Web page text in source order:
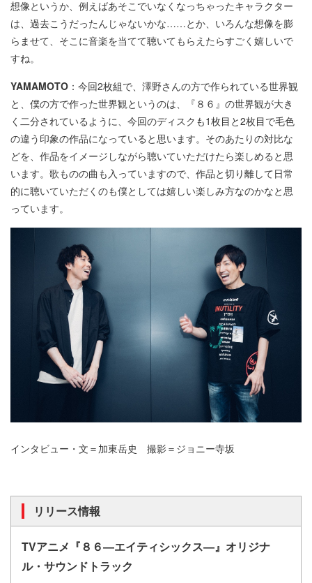
想像というか、例えばあそこでいなくなっちゃったキャラクター
は、過去こうだったんじゃないかな……とか、いろんな想像を膨
らませて、そこに音楽を当てて聴いてもらえたらすごく嬉しいで
すね。
YAMAMOTO ：今回2枚組で、澤野さんの方で作られている世界観
と、僕の方で作った世界観というのは、『８６』の世界観が大き
く二分されているように、今回のディスクも1枚目と2枚目で毛色
の違う印象の作品になっていると思います。そのあたりの対比な
どを、作品をイメージしながら聴いていただけたら楽しめると思
います。歌ものの曲も入っていますので、作品と切り離して日常
的に聴いていただくのも僕としては嬉しい楽しみ方なのかなと思
っています。
インタビュー・文＝加東岳史 撮影＝ジョニー寺坂
リリース情報
TVアニメ『８６―エイティシックス―』オリジナ
ル・サウンドトラック